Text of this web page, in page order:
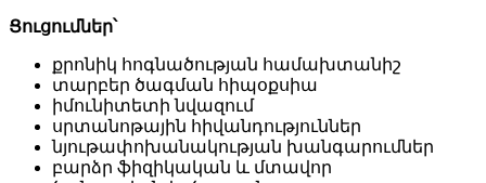
Ցուցումներ՝
քրոնիկ հոգնածության համախտանիշ
տարբեր ծագման հիպօքսիա
իմունիտետի նվազում
սրտանոթային հիվանդություններ
նյութափոխանակության խանգարումներ
բարձր ֆիզիկական և մտավոր